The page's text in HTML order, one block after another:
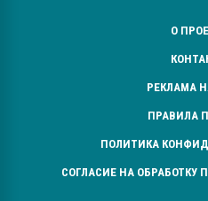
О
РЕКЛАМА
ПРАВИЛА
ПОЛИТИКА
СОГЛАСИЕ НА